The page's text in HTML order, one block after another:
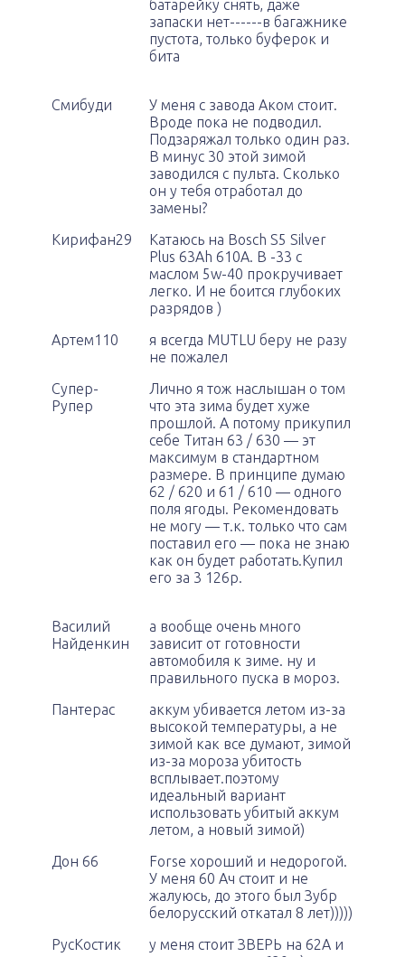
батарейку снять, даже
запаски нет------в багажнике
пустота, только буферок и
бита
Смибуди
У меня с завода Аком стоит.
Вроде пока не подводил.
Подзаряжал только один раз.
В минус 30 этой зимой
заводился с пульта. Сколько
он у тебя отработал до
замены?
Кирифан29
Катаюсь на Bosch S5 Silver
Plus 63Ah 610A. В -33 с
маслом 5w-40 прокручивает
легко. И не боится глубоких
разрядов )
Артем110
я всегда MUTLU беру не разу
не пожалел
Супер-
Рупер
Лично я тож наслышан о том
что эта зима будет хуже
прошлой. А потому прикупил
себе Титан 63 / 630 — эт
максимум в стандартном
размере. В принципе думаю
62 / 620 и 61 / 610 — одного
поля ягоды. Рекомендовать
не могу — т.к. только что сам
поставил его — пока не знаю
как он будет работать.Купил
его за 3 126р.
Василий
Найденкин
а вообще очень много
зависит от готовности
автомобиля к зиме. ну и
правильного пуска в мороз.
Пантерас
аккум убивается летом из-за
высокой температуры, а не
зимой как все думают, зимой
из-за мороза убитость
всплывает.поэтому
идеальный вариант
использовать убитый аккум
летом, а новый зимой)
Дон 66
Forse хороший и недорогой.
У меня 60 Ач стоит и не
жалуюсь, до этого был Зубр
белорусский откатал 8 лет)))))
РусКостик
у меня стоит ЗВЕРЬ на 62А и